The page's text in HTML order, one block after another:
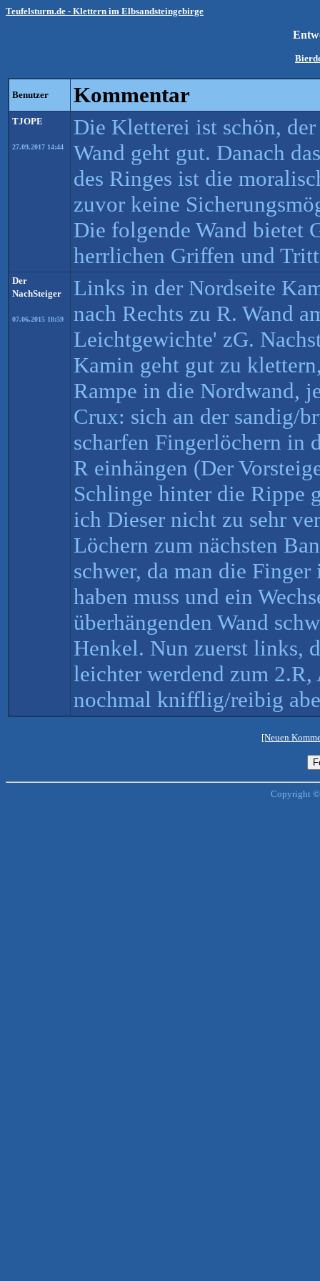
Teufelsturm.de - Klettern im Elbsandsteingebirge
Benutzer Kommentar
TJOPE
27.09.2017 14:44
Die Kletterei ist schön,
Wand geht gut. Danach
des Ringes ist die
zuvor keine
Die folgende Wand bietet
herrlichen Griffen und
Der
NachSteiger
07.06.2015 18:59
Links in der Nordseite
nach Rechts zu R. Wand
Leichtgewichte' zG.
Kamin geht gut zu
Rampe in die Nordwand,
Crux: sich an der sandig/
scharfen Fingerlöchern in
R einhängen (Der
Schlinge hinter die Rippe
ich Dieser nicht zu sehr
Löchern zum nächsten
schwer, da man die
haben muss und ein
überhängenden Wand
Henkel. Nun zuerst links,
leichter werdend zum 2.R,
nochmal knifflig/reibig
[Neuen
Copyright ©